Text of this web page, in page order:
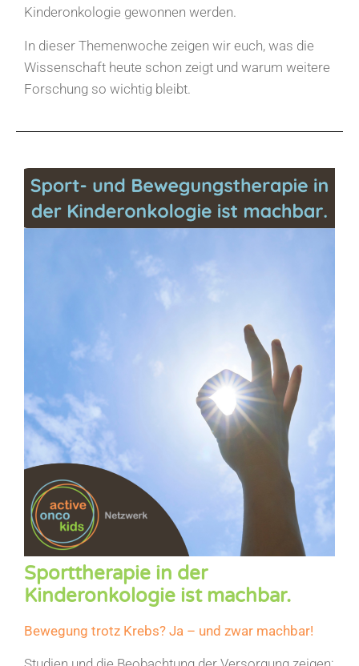
Kinderonkologie gewonnen werden.
In dieser Themenwoche zeigen wir euch, was die
Wissenschaft heute schon zeigt und warum weitere
Forschung so wichtig bleibt.
Sporttherapie in der
Kinderonkologie ist machbar.
Bewegung trotz Krebs? Ja – und zwar machbar!